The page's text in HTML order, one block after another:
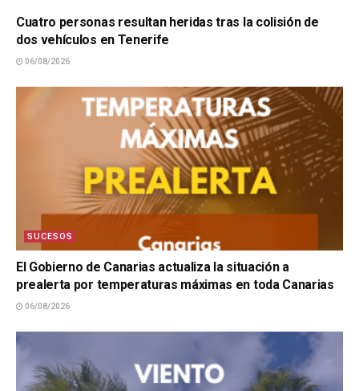
Cuatro personas resultan heridas tras la colisión de
dos vehículos en Tenerife
06/08/2026
SUCESOS
El Gobierno de Canarias actualiza la situación a
prealerta por temperaturas máximas en toda Canarias
06/08/2026